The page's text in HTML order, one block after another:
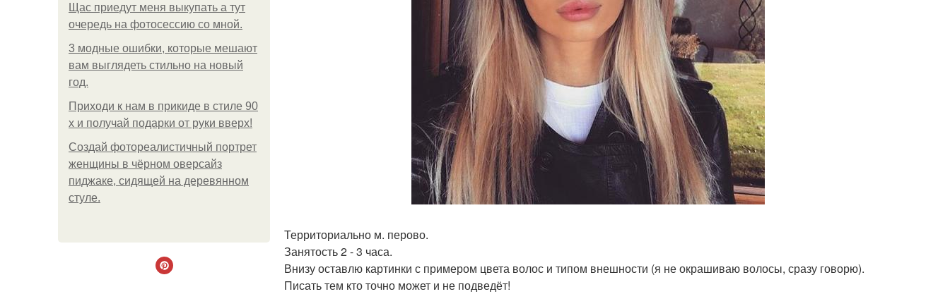
Щас приедут меня выкупать а тут
очередь на фотосессию со мной.
3 модные ошибки, которые мешают
вам выглядеть стильно на новый
год.
Приходи к нам в прикиде в стиле 90
х и получай подарки от руки вверх!
Создай фотореалистичный портрет
женщины в чёрном оверсайз
пиджаке, сидящей на деревянном
стуле.
Территориально м. перово.
Занятость 2 - 3 часа.
Внизу оставлю картинки с примером цвета волос и типом внешности (я не окрашиваю волосы, сразу говорю).
Писать тем кто точно может и не подведёт!